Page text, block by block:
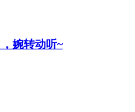
婉转动听~